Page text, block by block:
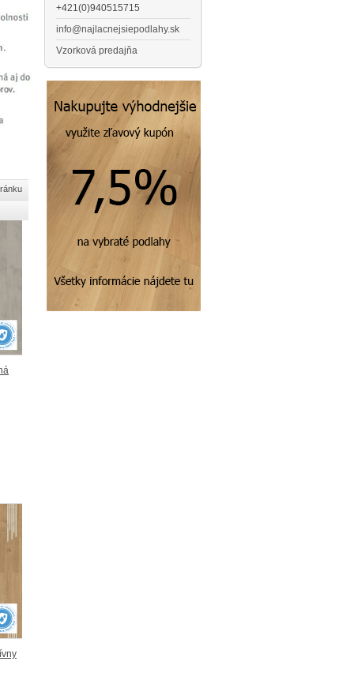
+421(0)940515715
info@najlacnejsiepodlahy.sk
Vzorková predajňa